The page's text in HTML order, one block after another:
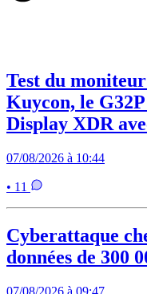
Test du
Kuycon, le
Display XDR
07/08/2026 à 10:44
• 11
Cyberattaque
données de 300
07/08/2026 à 09:47